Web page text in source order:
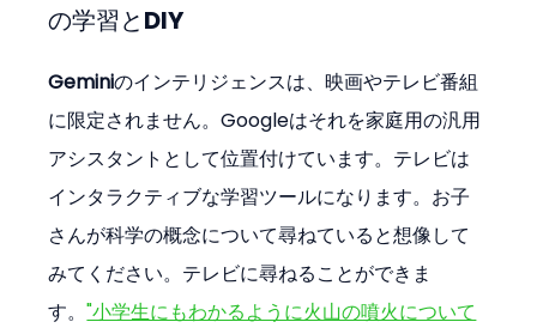
の学習とDIY
Geminiのインテリジェンスは、映画やテレビ番組
に限定されません。Googleはそれを家庭用の汎用
アシスタントとして位置付けています。テレビは
インタラクティブな学習ツールになります。お子
さんが科学の概念について尋ねていると想像して
みてください。テレビに尋ねることができま
す。"小学生にもわかるように火山の噴火について